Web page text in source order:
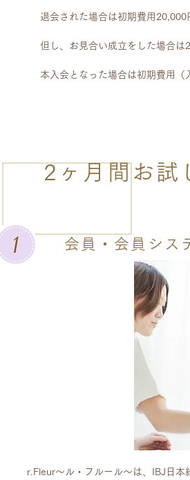
退会された場合は初期費用
但し、お見合い成立をした場合は
本入会となった場合は初期費用（
2ヶ月間お試
会員・会員シス
r.Fleur〜ル・フルール〜は、IBJ日本